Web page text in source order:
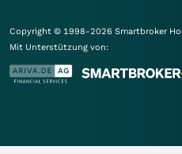
Copyright © 1998-2026 Smartbroker
Mit Unterstützung von: